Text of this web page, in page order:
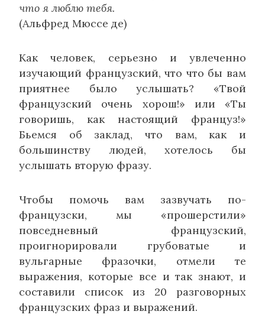
что я люблю тебя.
(Альфред Мюссе де)
Как человек, серьезно и увлеченно
изучающий французский, что что бы вам
приятнее было услышать? «Твой
французский очень хорош!» или «Ты
говоришь, как настоящий француз!»
Бьемся об заклад, что вам, как и
большинству людей, хотелось бы
услышать вторую фразу.
Чтобы помочь вам зазвучать по-
французски, мы «прошерстили»
повседневный французский,
проигнорировали грубоватые и
вульгарные фразочки, отмели те
выражения, которые все и так знают, и
составили список из 20 разговорных
французских фраз и выражений.